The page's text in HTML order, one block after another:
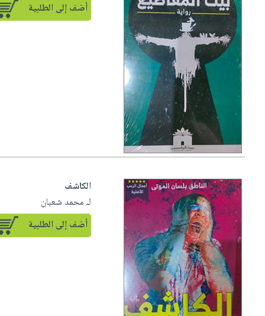
أضف إلى الطلبية
الكاشف
لـ محمد شعبان
أضف إلى الطلبية